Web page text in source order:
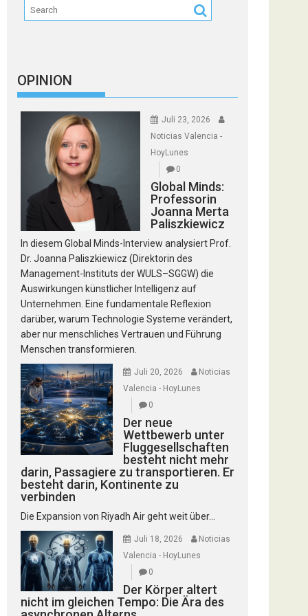
OPINION
Juli 23, 2026
Noticias Valencia -
HoyLunes
0
Global Minds:
Professorin
Joanna Merta
Paliszkiewicz
In diesem Global Minds-Interview analysiert Prof.
Dr. Joanna Paliszkiewicz (Direktorin des
Management-Instituts der WULS–SGGW) die
Auswirkungen künstlicher Intelligenz auf
Unternehmen. Eine fundamentale Reflexion
darüber, warum Technologie Systeme verändert,
aber nur menschliches Vertrauen und Führung
Menschen transformieren.
Juli 20, 2026
Noticias
Valencia - HoyLunes
0
Der neue
Wettbewerb unter
Fluggesellschaften
besteht nicht mehr
darin, Passagiere zu transportieren. Er
besteht darin, Kontinente zu
verbinden
Die Expansion von Riyadh Air geht weit über...
Juli 18, 2026
Noticias
Valencia - HoyLunes
0
Der Körper altert
nicht im gleichen Tempo: Die Ära des